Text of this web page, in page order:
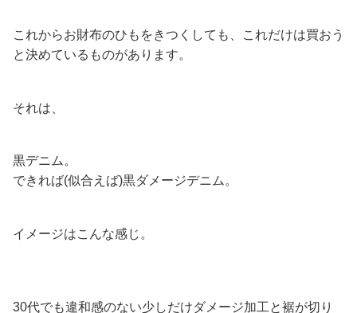
これからお財布のひもをきつくしても、これだけは買おう
と決めているものがあります。
それは、
黒デニム。
できれば(似合えば)黒ダメージデニム。
イメージはこんな感じ。
30代でも違和感のない少しだけダメージ加工と裾が切り